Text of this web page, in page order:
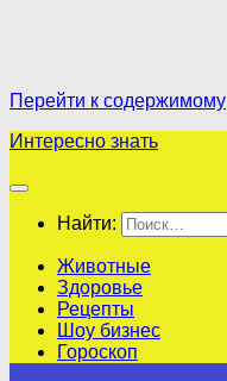
Перейти к содержимому
Интересно знать
Найти:
Животные
Здоровье
Рецепты
Шоу бизнес
Гороскоп